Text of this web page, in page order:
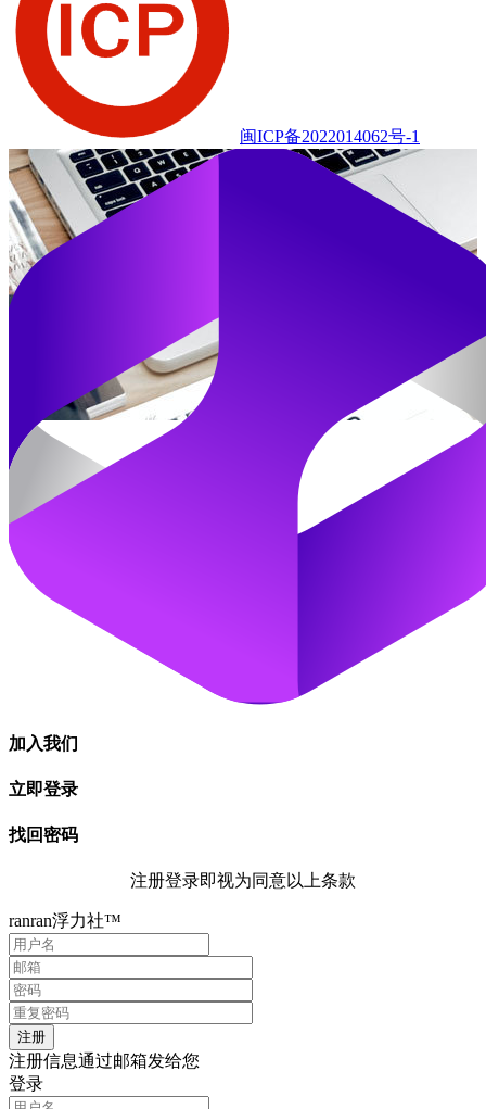
闽ICP备2022014062号-1
加入我们
立即登录
找回密码
注册登录即视为同意以上条款
ranran浮力社™
注册信息通过邮箱发给您
登录